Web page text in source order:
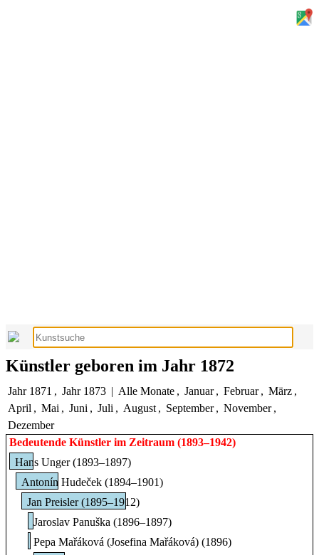
Künstler geboren im Jahr 1872
Jahr 1871 , Jahr 1873 | Alle Monate , Januar , Februar , März ,
April , Mai , Juni , Juli , August , September , November ,
Dezember
Bedeutende Künstler im Zeitraum (1893–1942)
Hans Unger (1893–1897)
Antonín Hudeček (1894–1901)
Jan Preisler (1895–1912)
Jaroslav Panuška (1896–1897)
Pepa Mařáková (Josefina Mařáková) (1896)